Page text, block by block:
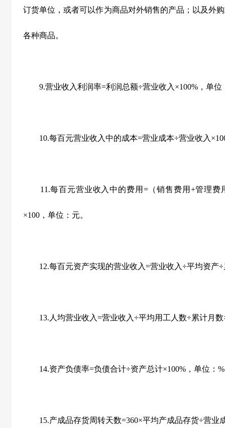
订货单位，或者可以作为商品对外销售的产品；以及外
各种商品。
9.营业收入利润率=利润总额÷营业收入×100%，单位
10.每百元营业收入中的成本=营业成本÷营业收入
11.每百元营业收入中的费用=（销售费用+管理费
×100，单位：元。
12.每百元资产实现的营业收入=营业收入÷平均资产÷
13.人均营业收入=营业收入÷平均用工人数÷累计月数
14.资产负债率=负债合计÷资产总计×100%，单位：
15.产成品存货周转天数=360×平均产成品存货÷营业